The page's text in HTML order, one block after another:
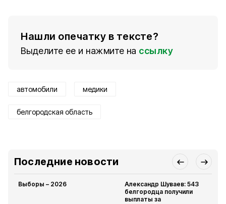
Нашли опечатку в тексте?
Выделите ее и нажмите на ссылку
автомобили медики
белгородская область
Последние новости
Выборы – 2026
Александр Шуваев: 543
белгородца получили
выплаты за